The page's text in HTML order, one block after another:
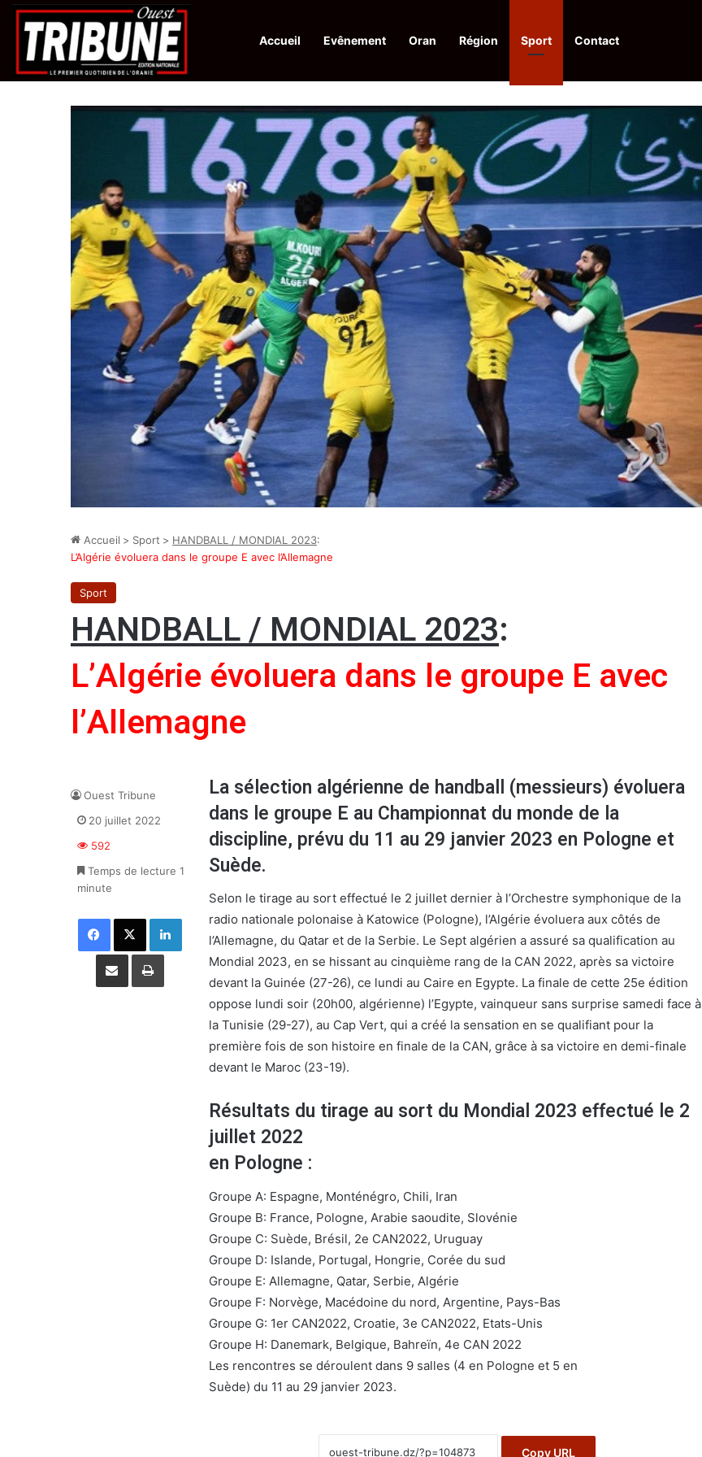
Accueil Evênement Oran Région Sport Contact
Infos en Direct: Lutte contre les drogues : octroi de récompenses financières aux dénonciateurs de trafiquants
Accueil > Sport > HANDBALL / MONDIAL 2023:
L’Algérie évoluera dans le groupe E avec l’Allemagne
Sport
HANDBALL / MONDIAL 2023:
L’Algérie évoluera dans le groupe E avec
l’Allemagne
La sélection algérienne de handball (messieurs) évoluera
dans le groupe E au Championnat du monde de la
discipline, prévu du 11 au 29 janvier 2023 en Pologne et
Suède.
Selon le tirage au sort effectué le 2 juillet dernier à l’Orchestre symphonique de la
radio nationale polonaise à Katowice (Pologne), l’Algérie évoluera aux côtés de
l’Allemagne, du Qatar et de la Serbie. Le Sept algérien a assuré sa qualification au
Mondial 2023, en se hissant au cinquième rang de la CAN 2022, après sa victoire
devant la Guinée (27-26), ce lundi au Caire en Egypte. La finale de cette 25e édition
oppose lundi soir (20h00, algérienne) l’Egypte, vainqueur sans surprise samedi face à
la Tunisie (29-27), au Cap Vert, qui a créé la sensation en se qualifiant pour la
première fois de son histoire en finale de la CAN, grâce à sa victoire en demi-finale
devant le Maroc (23-19).
Résultats du tirage au sort du Mondial 2023 effectué le 2
juillet 2022
en Pologne :
Groupe A: Espagne, Monténégro, Chili, Iran
Groupe B: France, Pologne, Arabie saoudite, Slovénie
Groupe C: Suède, Brésil, 2e CAN2022, Uruguay
Groupe D: Islande, Portugal, Hongrie, Corée du sud
Groupe E: Allemagne, Qatar, Serbie, Algérie
Groupe F: Norvège, Macédoine du nord, Argentine, Pays-Bas
Groupe G: 1er CAN2022, Croatie, 3e CAN2022, Etats-Unis
Groupe H: Danemark, Belgique, Bahreïn, 4e CAN 2022
Les rencontres se déroulent dans 9 salles (4 en Pologne et 5 en
Suède) du 11 au 29 janvier 2023.
Copy URL
Ouest Tribune
20 juillet 2022
592
Temps de lecture 1
minute
Facebook X Linkedin
Partager par email Imprimer